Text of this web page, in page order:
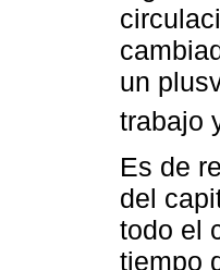
un
trabajo
Es de
del
todo el
tiempo